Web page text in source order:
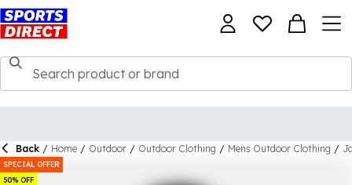
Back / Home / Outdoor / Outdoor Clothing / Mens Outdoor Clothing /
SPECIAL OFFER
50% OFF